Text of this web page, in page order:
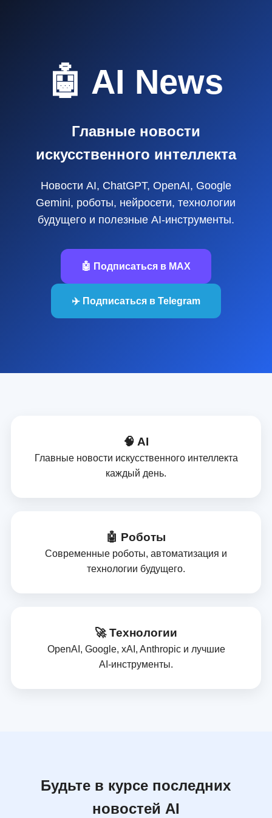
🤖 AI News
Главные новости
искусственного интеллекта
Новости AI, ChatGPT, OpenAI, Google
Gemini, роботы, нейросети, технологии
будущего и полезные AI‑инструменты.
🤖 Подписаться в MAX
✈️ Подписаться в Telegram
🧠 AI
Главные новости искусственного интеллекта
каждый день.
🤖 Роботы
Современные роботы, автоматизация и
технологии будущего.
🚀 Технологии
OpenAI, Google, xAI, Anthropic и лучшие
AI‑инструменты.
Будьте в курсе последних
новостей AI